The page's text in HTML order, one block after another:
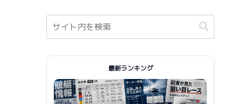
最新ランキング